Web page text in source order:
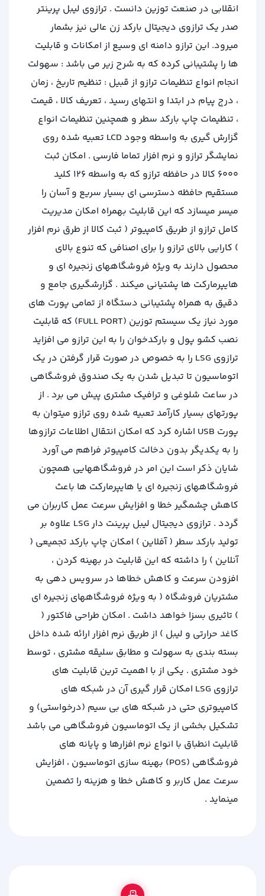
انقلابی در صنعت توزین دانست . ترازوی لیبل پرینتر
صدر یک ترازوی دیجیتال بارکد زن عالی نیز بشمار
میرود. این ترازو دامنه ای وسیع از امکانات و قابلیت
ها را پشتیبانی کرده که به شرح زیر می باشد : سهولت
انجام انواع تنظیمات ترازو از قبیل : تنظیم تاریخ ، زمان
، درج پیام در ابتدا و انتهای رسید ، تعریف کالا ، قیمت
، تنظیمات چاپ بارکد سطر و همچنین تنظیمات انواع
گزارش گیری به واسطه وجود LCD تعبیه شده روی
نمایشگر ترازو و نرم افزار تماما فارسی . امکان ثبت
۶۰۰۰ کالا در حافظه ترازو که به واسطه ۱۲۶ کلید
مستقیم حافظه دسترسی ای بسیار سریع و آسان را
میسر میسازد که این قابلیت بهمراه امکان مدیریت
کامل ترازو از طریق کامپیوتر ( ثبت کالا از طرق نرم افزار
) کارایی بالای ترازو را برای اصنافی که تنوع بالای
محصول دارند به ویژه فروشگاههای زنجیره ای و
هایپرمارکت ها پشتیانی میکند . گزارشگیری جامع و
دقیق به همراه پشتیبانی دستگاه از تمامی پورت های
مورد نیاز یک سیستم توزین (FULL PORT) که قابلیت
نصب کشو پول و بارکدخوان را به این ترازو می افزاید
ترازوی LSG را به خصوص در صورت قرار گرفتن در یک
اتوماسیون تا تبدیل شدن به یک صندوق فروشگاهی
در ساعت شلوغی و ترافیک مشتری پیش می برد . از
پورتهای بسیار کارآمد تعبیه شده روی ترازو میتوان به
پورت USB اشاره کرد که امکان انتقال اطلاعات ترازوها
را به یکدیگر بدون دخالت کامپیوتر فراهم می آورد
شایان ذکر است این امر در فروشگاههایی همچون
فروشگاههای زنجیره ای یا هایپرمارکت ها باعث
کاهش چشمگیر خطا و افزایش سرعت عمل کاربران می
گردد . ترازوی دیجیتال لیبل پرینت دار LSG علاوه بر
تولید بارکد سطر ( آفلاین ) امکان چاپ بارکد تجمیعی (
آنلاین ) را داشته که این قابلیت در بهینه کردن ،
افزودن سرعت و کاهش خطاها در سرویس دهی به
مشتریان فروشگاه ( به ویژه فروشگاههای زنجیره ای
) تاثیری بسزا خواهد داشت . امکان طراحی فاکتور (
کاغد حرارتی و لیبل ) از طریق نرم افزار ارائه شده داخل
بسته بندی به سهولت و مطابق سلیقه مشتری ، توسط
خود مشتری . یکی از با اهمیت ترین قابلیت های
ترازوی LSG امکان قرار گیری آن در شبکه های
کامپیوتری حتی در شبکه های بی سیم (درخواستی) و
تشکیل بخشی از یک اتوماسیون فروشگاهی می باشد
قابلیت انطباق با انواع نرم افزارها و پایانه های
فروشگاهی (POS) بهینه سازی اتوماسیون ، افزایش
سرعت عمل کاربر و کاهش خطا و هزینه را تضمین
مینماید .